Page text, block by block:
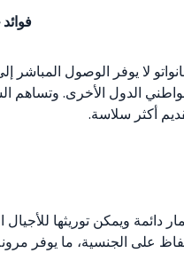
لا يوفر الوصول المباشر
الدول الأخرى. وتساهم
أكثر سلاسة.
على الجنسية، ما يوفر